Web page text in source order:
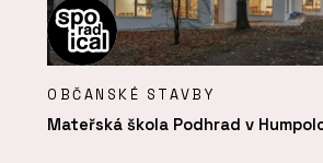
OBČANSKÉ STAVBY
Mateřská škola Podhrad v